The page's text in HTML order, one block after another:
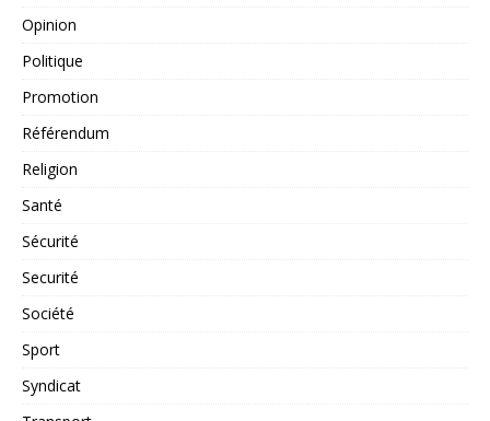
Opinion
Politique
Promotion
Référendum
Religion
Santé
Sécurité
Securité
Société
Sport
Syndicat